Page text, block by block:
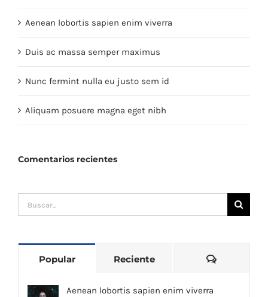
Aenean lobortis sapien enim viverra
Duis ac massa semper maximus
Nunc fermint nulla eu justo sem id
Aliquam posuere magna eget nibh
Comentarios recientes
Buscar:
Popular Reciente
Aenean lobortis sapien enim viverra